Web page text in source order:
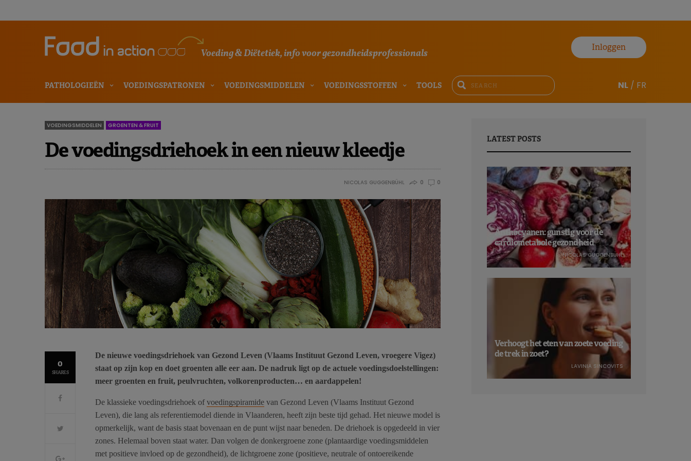
Voeding & Diëtetiek, info voor gezondheidsprofessionals
Inloggen
PATHOLOGIEËN VOEDINGSPATRONEN VOEDINGSMIDDELEN VOEDINGSSTOFFEN TOOLS NL / FR
VOEDINGSMIDDELEN GROENTEN & FRUIT
De voedingsdriehoek in een nieuw kleedje
NICOLAS GUGGENBÜHL 0 0
0
SHARES
De nieuwe voedingsdriehoek van Gezond Leven (Vlaams Instituut Gezond Leven, vroegere Vigez)
staat op zijn kop en doet groenten alle eer aan. De nadruk ligt op de actuele voedingsdoelstellingen:
meer groenten en fruit, peulvruchten, volkorenproducten… en aardappelen!
De klassieke voedingsdriehoek ofvoedingspiramide van Gezond Leven (Vlaams Instituut Gezond
Leven), die lang als referentiemodel diende in Vlaanderen, heeft zijn beste tijd gehad. Het nieuwe model is
opmerkelijk, want de basis staat bovenaan en de punt wijst naar beneden. De driehoek is opgedeeld in vier
zones. Helemaal boven staat water. Dan volgen de donkergroene zone (plantaardige voedingsmiddelen
met positieve invloed op de gezondheid), de lichtgroene zone (positieve, neutrale of ontoereikende
LATEST POSTS
Anthocyanen: gunstig voor de
cardiometabole gezondheid
NICOLAS GUGGENBÜHL
Verhoogt het eten van zoete voeding
de trek in zoet?
LAVINIA SINCOVITS